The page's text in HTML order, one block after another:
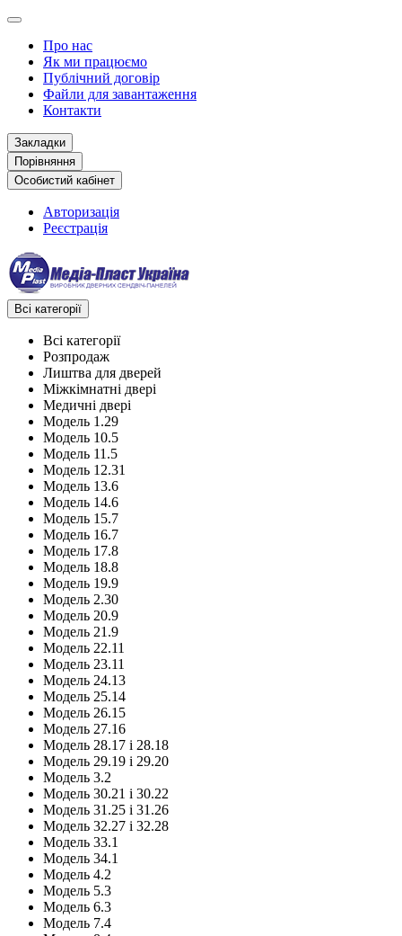
Про нас
Як ми працюємо
Публічний договір
Файли для завантаження
Контакти
Закладки
Порівняння
Особистий кабінет
Авторизація
Реєстрація
Всі категорії
Всі категорії
Розпродаж
Лиштва для дверей
Міжкімнатні двері
Медичні двері
Модель 1.29
Модель 10.5
Модель 11.5
Модель 12.31
Модель 13.6
Модель 14.6
Модель 15.7
Модель 16.7
Модель 17.8
Модель 18.8
Модель 19.9
Модель 2.30
Модель 20.9
Модель 21.9
Модель 22.11
Модель 23.11
Модель 24.13
Модель 25.14
Модель 26.15
Модель 27.16
Модель 28.17 і 28.18
Модель 29.19 і 29.20
Модель 3.2
Модель 30.21 і 30.22
Модель 31.25 і 31.26
Модель 32.27 і 32.28
Модель 33.1
Модель 34.1
Модель 4.2
Модель 5.3
Модель 6.3
Модель 7.4